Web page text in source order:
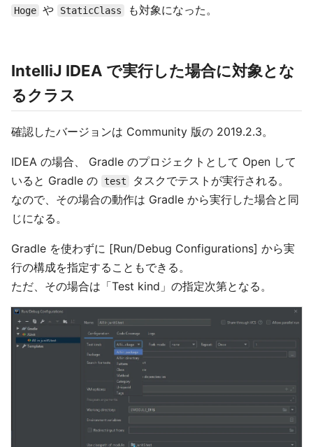
Hoge や StaticClass も対象になった。
IntelliJ IDEA で実行した場合に対象とな
るクラス
確認したバージョンは Community 版の 2019.2.3。
IDEA の場合、 Gradle のプロジェクトとして Open して
いると Gradle の
test
タスクでテストが実行される。
なので、その場合の動作は Gradle から実行した場合と同
じになる。
Gradle を使わずに [Run/Debug Configurations] から実
行の構成を指定することもできる。
ただ、その場合は「Test kind」の指定次第となる。